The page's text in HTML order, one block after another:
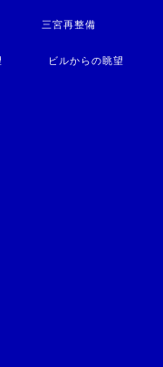
三宮再整備
ビルからの眺望